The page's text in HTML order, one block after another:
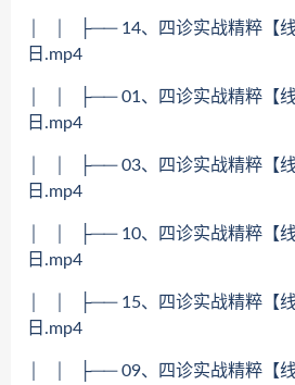
│ │ ├── 14、四诊实战精粹【线
日.mp4
│ │ ├── 01、四诊实战精粹【线
日.mp4
│ │ ├── 03、四诊实战精粹【线
日.mp4
│ │ ├── 10、四诊实战精粹【线
日.mp4
│ │ ├── 15、四诊实战精粹【线
日.mp4
│ │ ├── 09、四诊实战精粹【线